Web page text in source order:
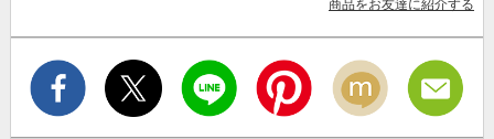
商品をお友達に紹介する